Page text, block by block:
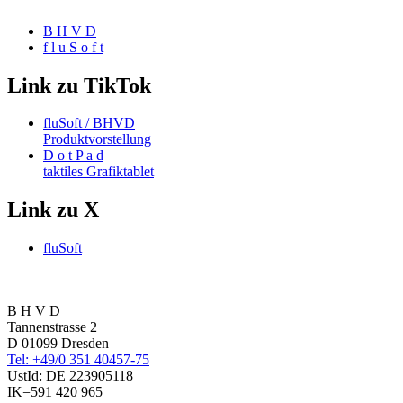
B H V D
f l u S o f t
Link zu TikTok
fluSoft / BHVD
Produktvorstellung
D o t P a d
taktiles Grafiktablet
Link zu X
fluSoft
B H V D
Tannenstrasse 2
D 01099 Dresden
Tel: +49/0 351 40457-75
UstId: DE 223905118
IK=591 420 965